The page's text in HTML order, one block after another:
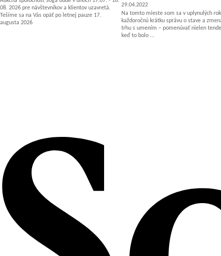
08. 2026 pre návštevníkov a klientov uzavretá.
Tešíme sa na Vás opäť po letnej pauze 17.
augusta 2026
29.04.2022
Na tomto mieste som sa v uplynulých
každoročnú krátku správu o stave a
trhu s umením – pomenúvať nielen
keď to bolo ...